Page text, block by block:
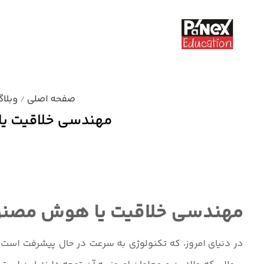
صفحه اصلی /
مهندسی خلاقیت
مهندسی خلاقیت یا هوش
در دنیای امروز، که تکنولوژی به سرعت در حال پیشرفت